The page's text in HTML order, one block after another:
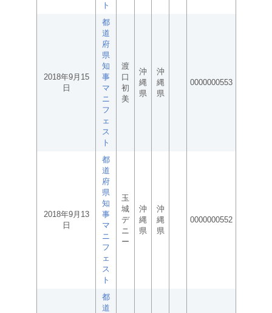
ト
2018年9月15
日
都
道
府
県
知
事
マ
ニ
フ
ェ
ス
ト
渡
口
初
美
沖
縄
県
沖
縄
県
0000000553
2018年9月13
日
都
道
府
県
知
事
マ
ニ
フ
ェ
ス
ト
玉
城
デ
ニ
ー
沖
縄
県
沖
縄
県
0000000552
都
道